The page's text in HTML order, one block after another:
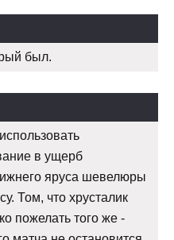
был.
в ущерб
яруса шевелюры
Том, что хрусталик
пожелать того же -